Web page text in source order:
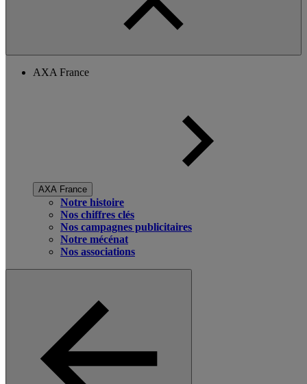
AXA France
AXA France
Notre histoire
Nos chiffres clés
Nos campagnes publicitaires
Notre mécénat
Nos associations